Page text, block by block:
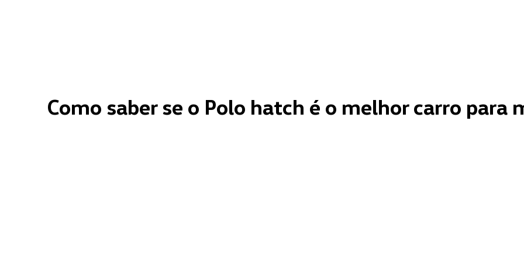
Como saber se o Polo hatch é o melhor carro para